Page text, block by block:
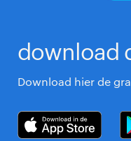
download
Download hier de